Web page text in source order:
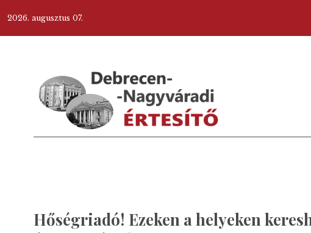
2026. augusztus 07.
Hőségriadó! Ezeken a helyeken